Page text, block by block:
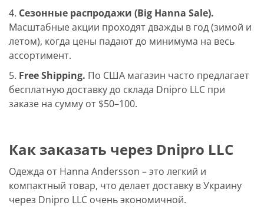
Сезонные распродажи (Big Hanna Sale).
Масштабные акции проходят дважды в год (зимой и
летом), когда цены падают до минимума на весь
ассортимент.
Free Shipping. По США магазин часто предлагает
бесплатную доставку до склада Dnipro LLC при
заказе на сумму от $50–100.
Как заказать через Dnipro LLC
Одежда от Hanna Andersson – это легкий и
компактный товар, что делает доставку в Украину
через Dnipro LLC очень экономичной.